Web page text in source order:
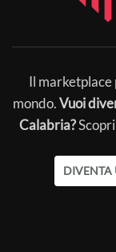
Il marketplace
mondo.Vuoi
Calabria?
DIVENTA